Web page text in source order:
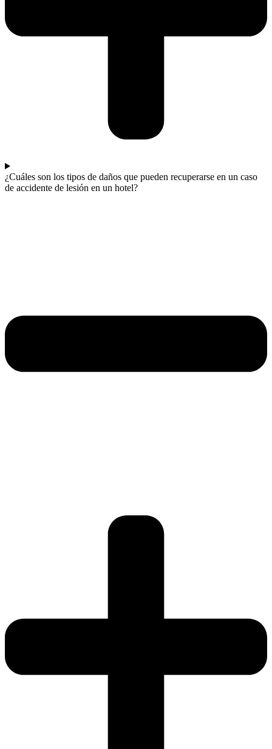
¿Cuáles son los tipos de daños que pueden recuperarse en un caso
de accidente de lesión en un hotel?